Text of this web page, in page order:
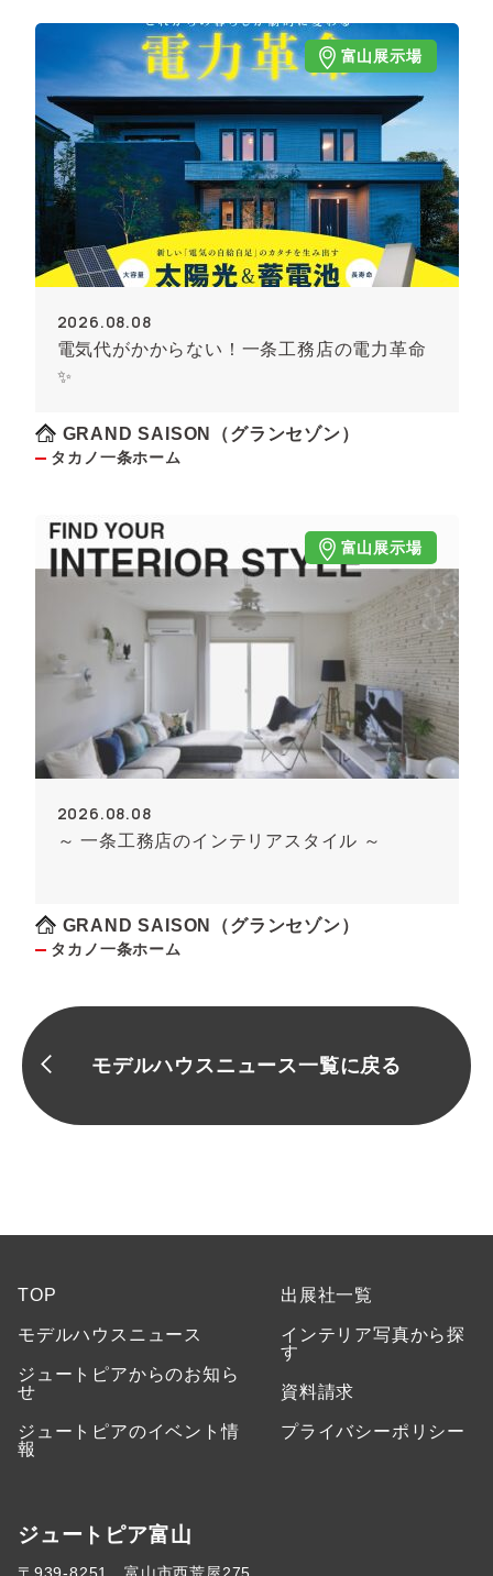
富山展示場
2026.08.08
電気代がかからない！一条工務店の電力革命
✨
GRAND SAISON（グランセゾン）
タカノ一条ホーム
富山展示場
2026.08.08
～ 一条工務店のインテリアスタイル ～
GRAND SAISON（グランセゾン）
タカノ一条ホーム
モデルハウスニュース一覧に戻る
TOP
モデルハウスニュース
ジュートピアからのお知ら
せ
ジュートピアのイベント情
報
出展社一覧
インテリア写真から探
す
資料請求
プライバシーポリシー
ジュートピア富山